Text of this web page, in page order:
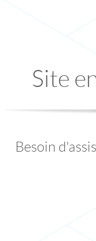
Site
Besoin